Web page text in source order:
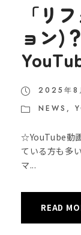
「リ
ョン)
2025年8
NEWS ,
☆YouTube動
ている方も多
マ...
READ